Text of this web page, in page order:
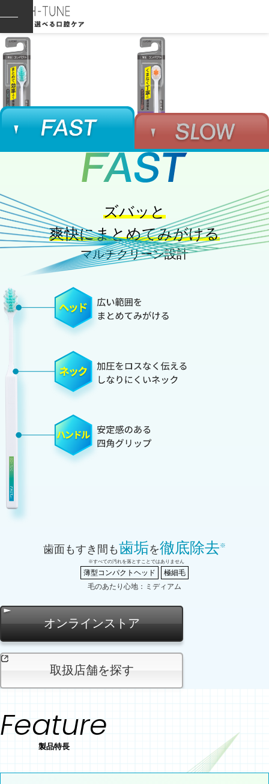
メニューを開閉する
ズバッと
爽快にまとめてみがける
マルチクリーン設計
歯面もすき間も歯垢を徹底除去※
※すべての汚れを落とすことではありません
薄型コンパクトヘッド
極細毛
毛のあたり心地：ミディアム
オンラインストア
モーダルが開きます
取扱店舗を探す
別のウィンドウで開く
Feature
製品特長